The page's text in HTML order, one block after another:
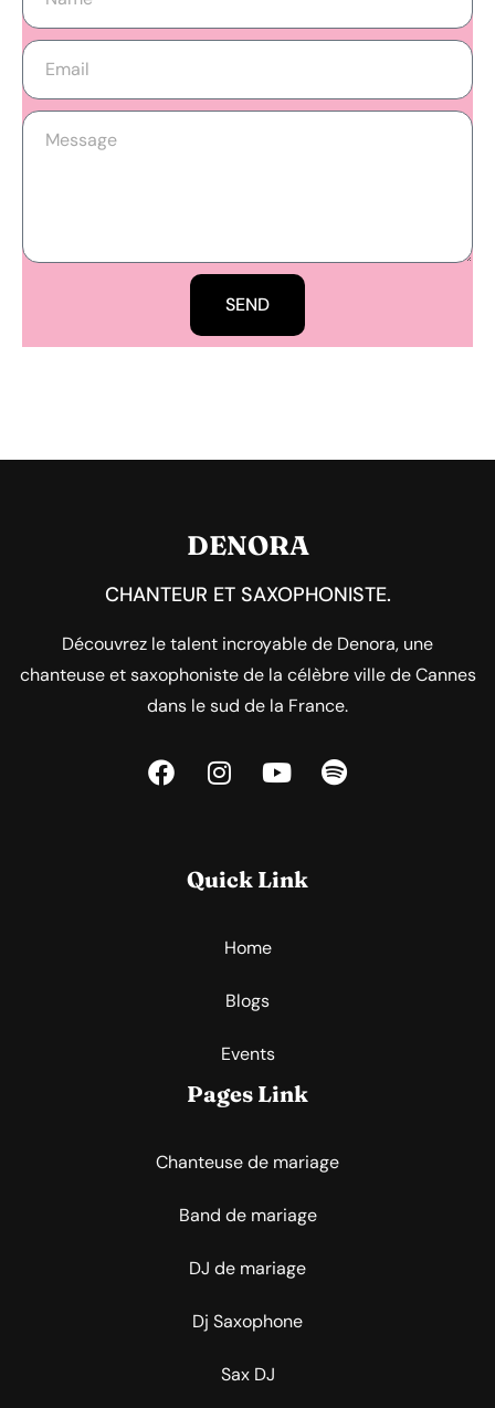
SEND
DENORA
CHANTEUR ET SAXOPHONISTE.
Découvrez le talent incroyable de Denora, une
chanteuse et saxophoniste de la célèbre ville de Cannes
dans le sud de la France.
Quick Link
Home
Blogs
Events
Pages Link
Chanteuse de mariage
Band de mariage
DJ de mariage
Dj Saxophone
Sax DJ